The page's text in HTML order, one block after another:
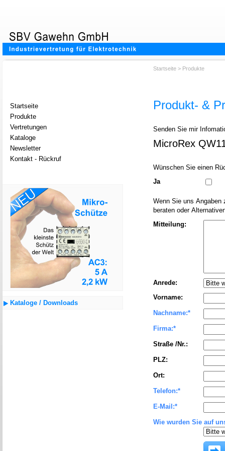
Startseite
Produkte
Vertretungen
Kataloge
Newsletter
Kontakt - Rückruf
Kataloge / Downloads
Startseite > Produkte
Produkt- &
Senden Sie mir
MicroRex
Wünschen Sie einen
Ja
Wenn Sie uns Angaben zu Ihrem
beraten oder
Mitteilung:
Anrede:
Vorname:
Nachname:*
Firma:*
Straße /Nr.:
PLZ:
Ort:
Telefon:*
E-Mail:*
Wie wurden Sie auf